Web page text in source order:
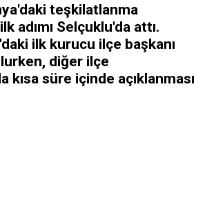
teşkilatlanma
adımı Selçuklu'da attı.
ilk kurucu ilçe başkanı
diğer ilçe
kısa süre içinde açıklanması